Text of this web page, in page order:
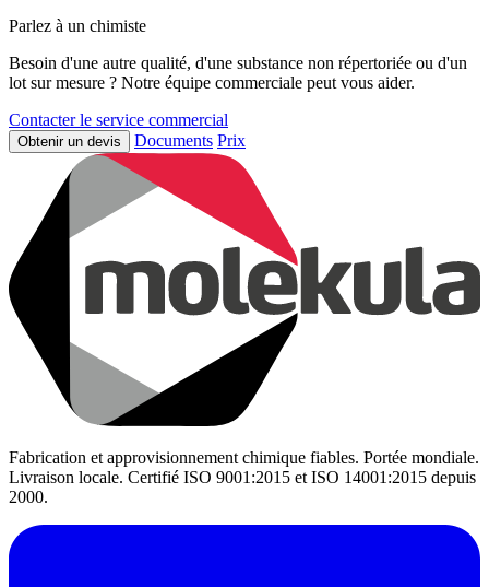
Parlez à un chimiste
Besoin d'une autre qualité, d'une substance non répertoriée ou d'un
lot sur mesure ? Notre équipe commerciale peut vous aider.
Contacter le service commercial
Obtenir un devis Documents Prix
Fabrication et approvisionnement chimique fiables. Portée mondiale.
Livraison locale. Certifié ISO 9001:2015 et ISO 14001:2015 depuis
2000.